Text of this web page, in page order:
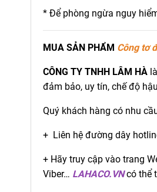
* Để phòng ngừa nguy
MUA SẢN PHẨM Công tơ
CÔNG TY TNHH LÂM HÀ
đảm bảo, uy tín, chế độ
Quý khách hàng có nhu
+ Liên hệ đường dây
+ Hãy truy cập vào trang
Viber… LAHACO.VNcó thể